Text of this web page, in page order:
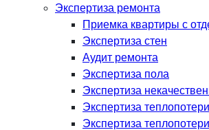
Экспертиза ремонта
Приемка квартиры с
Экспертиза стен
Аудит ремонта
Экспертиза пола
Экспертиза
Экспертиза
Экспертиза